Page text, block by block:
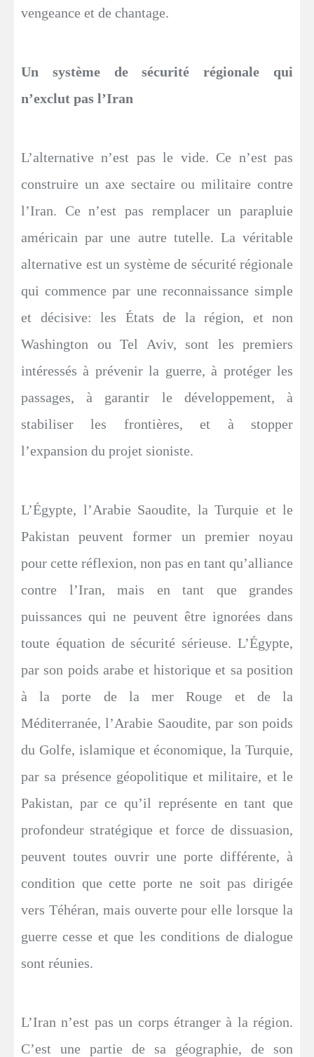
vengeance et de chantage.
Un système de sécurité régionale qui
n’exclut pas l’Iran
L’alternative n’est pas le vide. Ce n’est pas
construire un axe sectaire ou militaire contre
l’Iran. Ce n’est pas remplacer un parapluie
américain par une autre tutelle. La véritable
alternative est un système de sécurité régionale
qui commence par une reconnaissance simple
et décisive: les États de la région, et non
Washington ou Tel Aviv, sont les premiers
intéressés à prévenir la guerre, à protéger les
passages, à garantir le développement, à
stabiliser les frontières, et à stopper
l’expansion du projet sioniste.
L’Égypte, l’Arabie Saoudite, la Turquie et le
Pakistan peuvent former un premier noyau
pour cette réflexion, non pas en tant qu’alliance
contre l’Iran, mais en tant que grandes
puissances qui ne peuvent être ignorées dans
toute équation de sécurité sérieuse. L’Égypte,
par son poids arabe et historique et sa position
à la porte de la mer Rouge et de la
Méditerranée, l’Arabie Saoudite, par son poids
du Golfe, islamique et économique, la Turquie,
par sa présence géopolitique et militaire, et le
Pakistan, par ce qu’il représente en tant que
profondeur stratégique et force de dissuasion,
peuvent toutes ouvrir une porte différente, à
condition que cette porte ne soit pas dirigée
vers Téhéran, mais ouverte pour elle lorsque la
guerre cesse et que les conditions de dialogue
sont réunies.
L’Iran n’est pas un corps étranger à la région.
C’est une partie de sa géographie, de son